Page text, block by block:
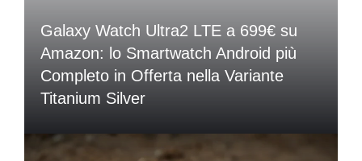
Galaxy Watch Ultra2 LTE a 699€ su
Amazon: lo Smartwatch Android più
Completo in Offerta nella Variante
Titanium Silver